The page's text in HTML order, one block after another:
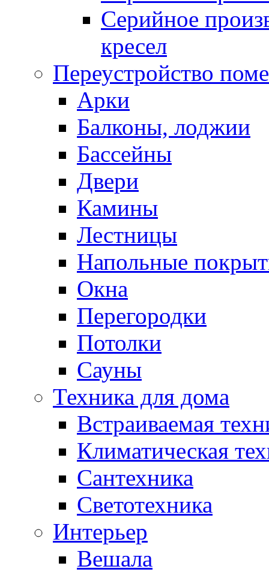
Серийное
кресел
Переустройство
Арки
Балконы, лоджии
Бассейны
Двери
Камины
Лестницы
Напольные
Окна
Перегородки
Потолки
Сауны
Техника для дома
Встраиваемая
Климатическая
Сантехника
Светотехника
Интерьер
Вешала